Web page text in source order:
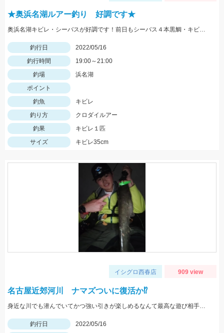
★奥浜名湖ルアー釣り 好調です★
奥浜名湖キビレ・シーバスが好調です！前日もシーバス４本黒鯛・キビレ２本と釣果がありました！
釣行日
2022/05/16
釣行時間
19:00～21:00
釣場
浜名湖
ポイント
釣魚
キビレ
釣り方
クロダイルアー
釣果
キビレ１匹
サイズ
キビレ35cm
イシグロ西春店 909 view
名古屋近郊河川 ナマズついに復活か⁉
身近な川でも潜んでいてかつ強い引きが楽しめるなんて最高な遊び相手です！
釣行日
2022/05/16